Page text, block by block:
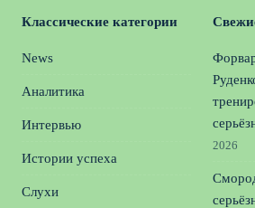
Классические категории
News
Аналитика
Интервью
Истории успеха
Слухи
2026